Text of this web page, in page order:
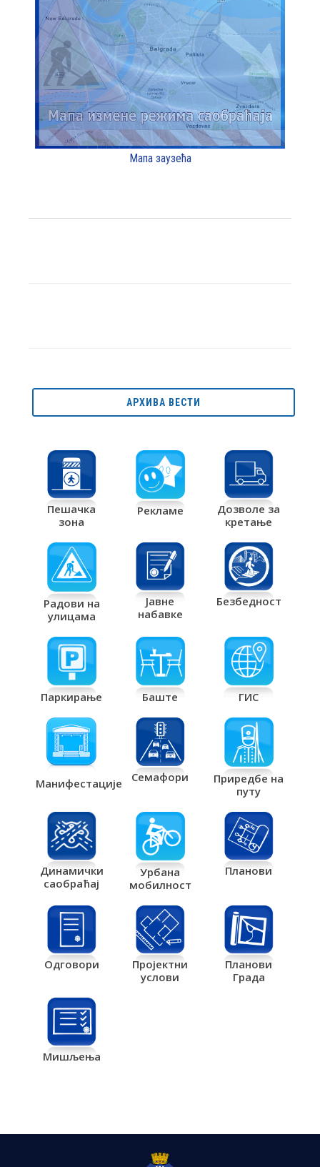
Мапа заузећа
АРХИВА ВЕСТИ
Пешачка
зона
Рекламе
Дозволе за
кретање
Радови на
улицама
Јавне
набавке
Безбедност
Паркирање Баште ГИС
Манифестације Семафори
Приредбе на
путу
Динамички
саобраћај
Урбана
мобилност
Планови
Одговори
Пројектни
услови
Планови
Града
Мишљења